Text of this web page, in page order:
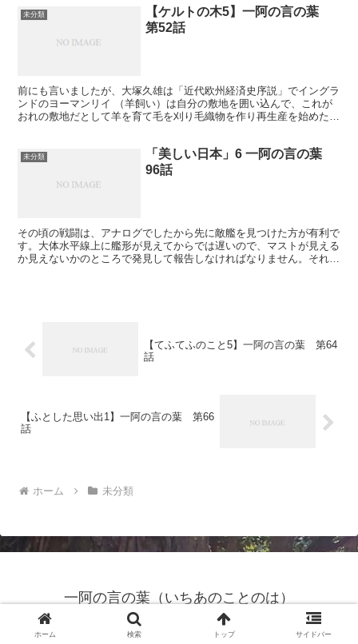
未分類
【ケルトの木5】一阿の言の葉
第52話
前にも言いましたが、大塚久雄は「近代欧州経済史序説」でイングラ
ンドのヨーマンリイ （羊飼い）は自分の敷地を囲い込んで、これが
おれの敷地だとして羊を育て毛を刈り毛織物を作り再生産を始めた、
未分類
「美しい日本」6 一阿の言の葉
96話
その頃の戦闘は、アナログでしたから先に敵艦を見つけた方が有利で
す。大体水平線上に艦形が見えてからでは遅いので、マストが見える
か見えないかのところで発見して報告しなければなりません。それに
【てふてふのこと5】一阿の言の葉 第64
話
【ふとした思い出1】一阿の言の葉 第66
話
ホーム 未分類
一阿の言の葉（いちあのことのは）
© 2024 一阿の言の葉（いちあのことのは）.
ホーム 検索 トップ サイドバー